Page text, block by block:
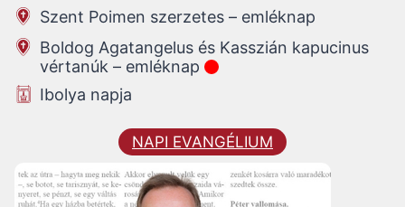
Szent Poimen szerzetes – emléknap
Boldog Agatangelus és Kasszián kapucinus
vértanúk – emléknap
Ibolya napja
NAPI EVANGÉLIUM